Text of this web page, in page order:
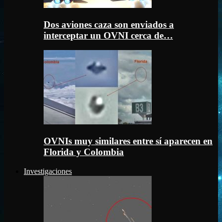
Dos aviones caza son enviados a
interceptar un OVNI cerca de…
OVNIs muy similares entre sí aparecen en
Florida y Colombia
Investigaciones